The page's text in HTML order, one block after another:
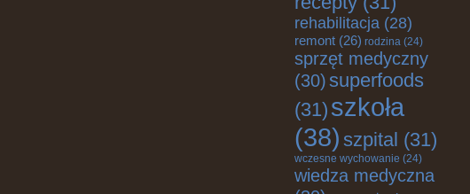
rehabilitacja (28)
remont (26) rodzina (24)
sprzęt medyczny
(30)superfoods
(31) szkoła
(38) szpital (31)
wczesne wychowanie (24)
wiedza medyczna